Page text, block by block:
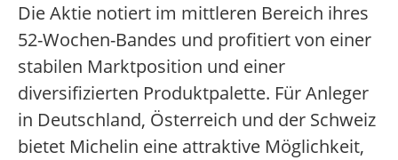
Die Aktie notiert im mittleren Bereich ihres
52-Wochen-Bandes und profitiert von einer
stabilen Marktposition und einer
diversifizierten Produktpalette. Für Anleger
in Deutschland, Österreich und der Schweiz
bietet Michelin eine attraktive Möglichkeit,